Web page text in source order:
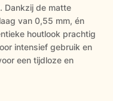
Dankzij de matte
van 0,55 mm, én
houtlook prachtig
intensief gebruik en
een tijdloze en